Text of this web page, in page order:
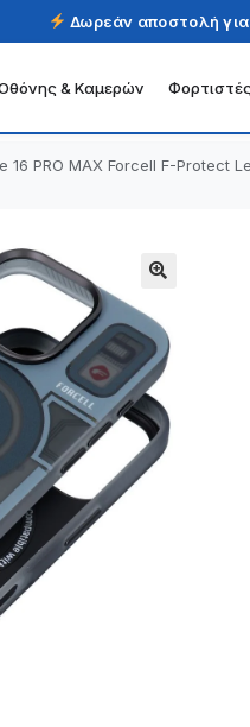
Δωρεάν αποστολή
& Καμερών Φορτιστές
16 PRO MAX Forcell F-Protect